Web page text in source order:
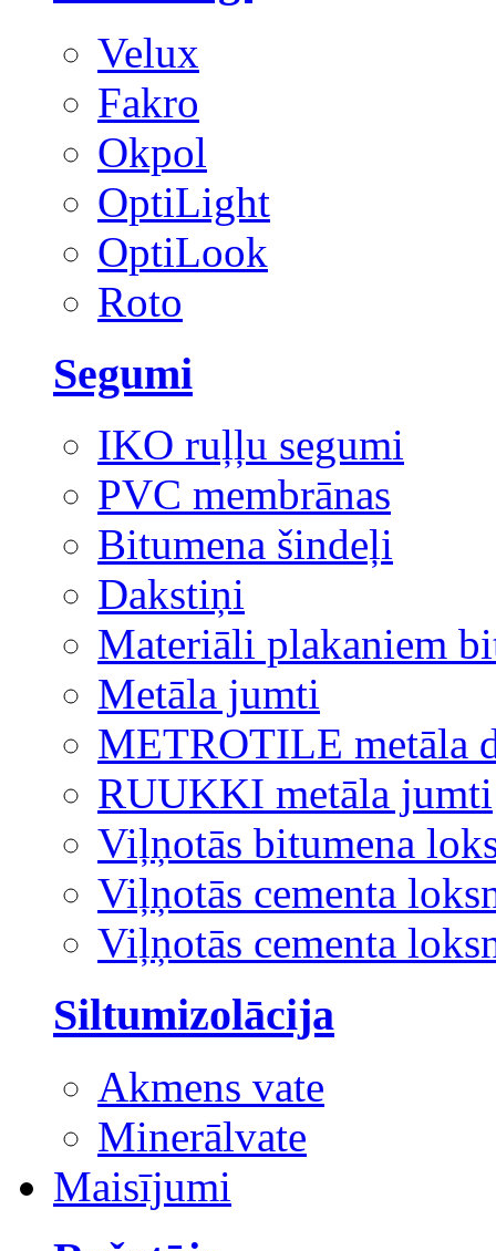
Velux
Fakro
Okpol
OptiLight
OptiLook
Roto
Segumi
IKO ruļļu segumi
PVC membrānas
Bitumena šindeļi
Dakstiņi
Materiāli plakaniem
Metāla jumti
METROTILE metāla
RUUKKI metāla jumti
Viļņotās bitumena
Viļņotās cementa
Viļņotās cementa
Siltumizolācija
Akmens vate
Minerālvate
Maisījumi